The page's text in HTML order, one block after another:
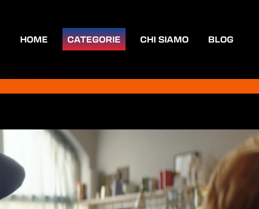
HOME CATEGORIE CHI SIAMO BLOG